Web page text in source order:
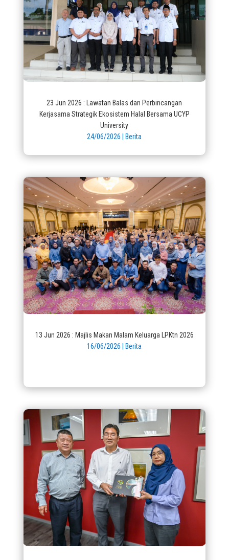
23 Jun 2026 : Lawatan Balas dan Perbincangan
Kerjasama Strategik Ekosistem Halal Bersama UCYP
University
24/06/2026
Berita
13 Jun 2026 : Majlis Makan Malam Keluarga LPKtn 2026
16/06/2026
Berita